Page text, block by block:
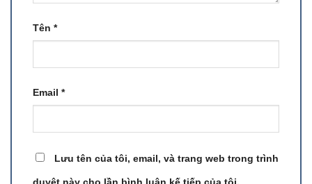
Tên *
Email *
Lưu tên của tôi, email, và trang web trong trình
duyệt này cho lần bình luận kế tiếp của tôi.